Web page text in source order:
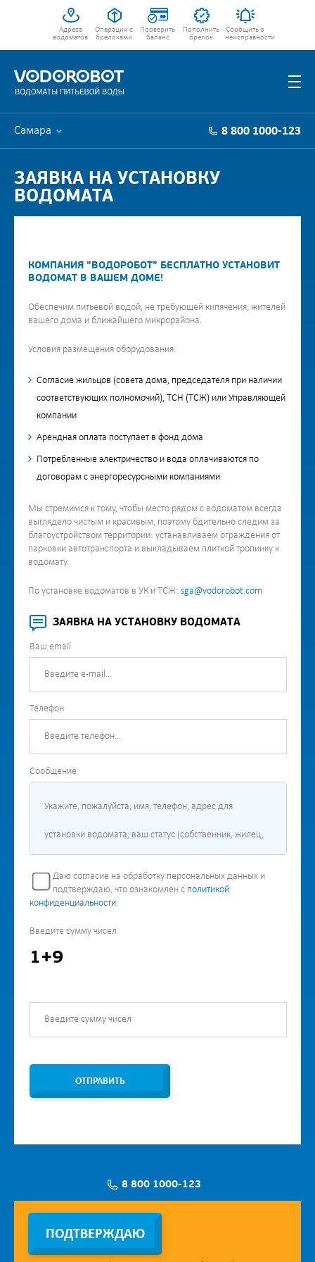
Адреса
водоматов
Операции с
брелоками
Проверить
баланс
Пополнить
брелок
Сообщить о
неисправности
Самара 8 800 1000-123
ЗАЯВКА НА УСТАНОВКУ
ВОДОМАТА
КОМПАНИЯ "ВОДОРОБОТ" БЕСПЛАТНО УСТАНОВИТ
ВОДОМАТ В ВАШЕМ ДОМЕ!
Обеспечим питьевой водой, не требующей кипячения, жителей
вашего дома и ближайшего микрорайона.
Условия размещения оборудования:
Cогласие жильцов (совета дома, председателя при наличии
соответствующих полномочий), ТСН (ТСЖ) или Управляющей
компании
Арендная оплата поступает в фонд дома
Потребленные электричество и вода оплачиваются по
договорам с энергоресурсными компаниями
Мы стремимся к тому, чтобы место рядом с водоматом всегда
выглядело чистым и красивым, поэтому бдительно следим за
благоустройством территории: устанавливаем ограждения от
парковки автотранспорта и выкладываем плиткой тропинку к
водомату.
По установке водоматов в УК и ТСЖ: sga@vodorobot.com
ЗАЯВКА НА УСТАНОВКУ ВОДОМАТА
Ваш email
Телефон
Сообщение
Даю согласие на обработку персональных данных и
подтверждаю, что ознакомлен с политикой
конфиденциальности.
Введите сумму чисел
1+9
ОТПРАВИТЬ
8 800 1000-123
Заявка на установку
ПОДТВЕРЖДАЮ